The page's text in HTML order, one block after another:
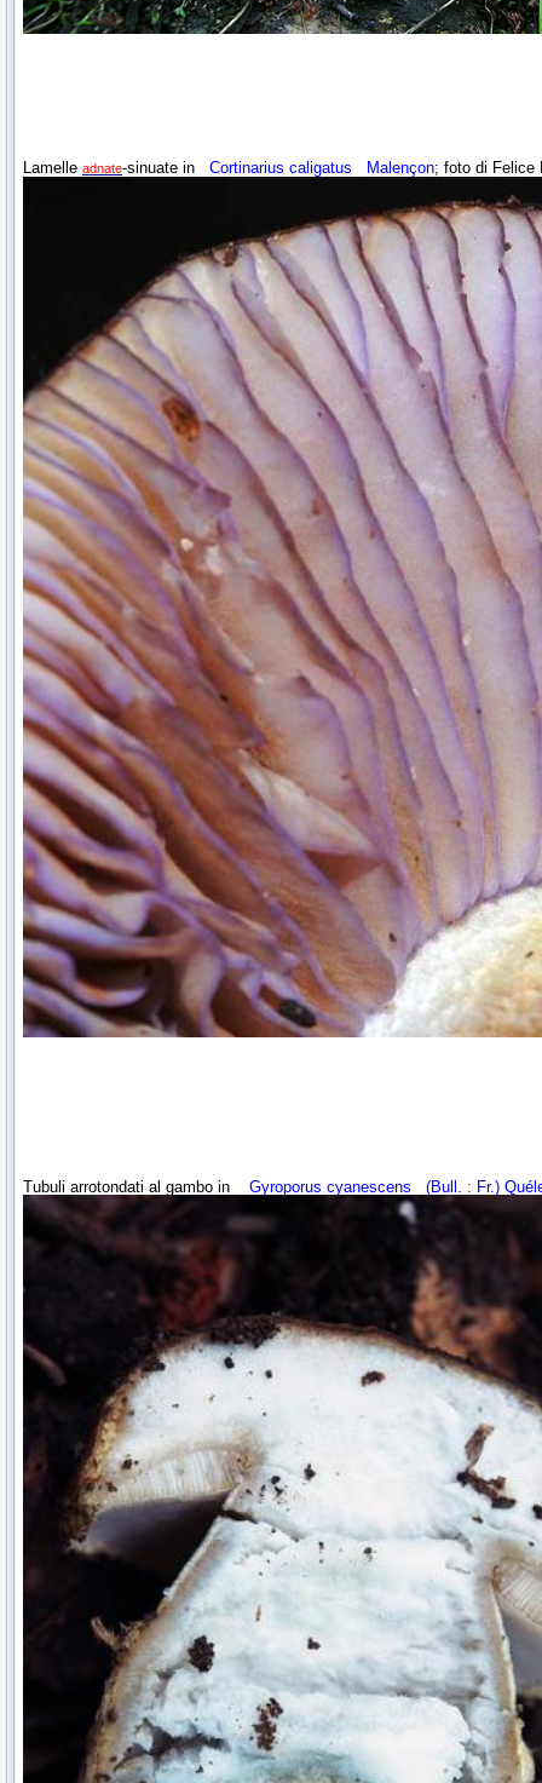
Lamelle adnate-sinuate in Cortinarius caligatus Malençon; foto di Felice
Tubuli arrotondati al gambo in Gyroporus cyanescens (Bull. : Fr.)